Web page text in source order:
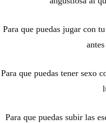
Para que puedas jugar con
Para que puedas tener sexo
Para que puedas subir las